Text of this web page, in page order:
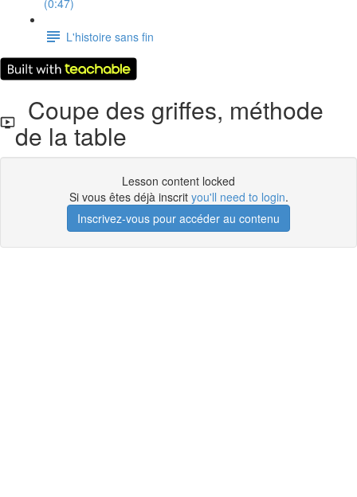
(0:47)
L'histoire sans fin
Coupe des griffes, méthode
de la table
Lesson content locked
Si vous êtes déjà inscrit you'll need to login.
Inscrivez-vous pour accéder au contenu